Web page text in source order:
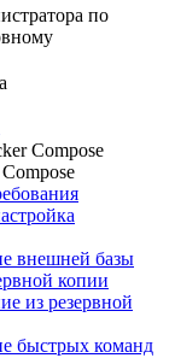
по
Compose
внешней базы
копии
из резервной
быстрых команд